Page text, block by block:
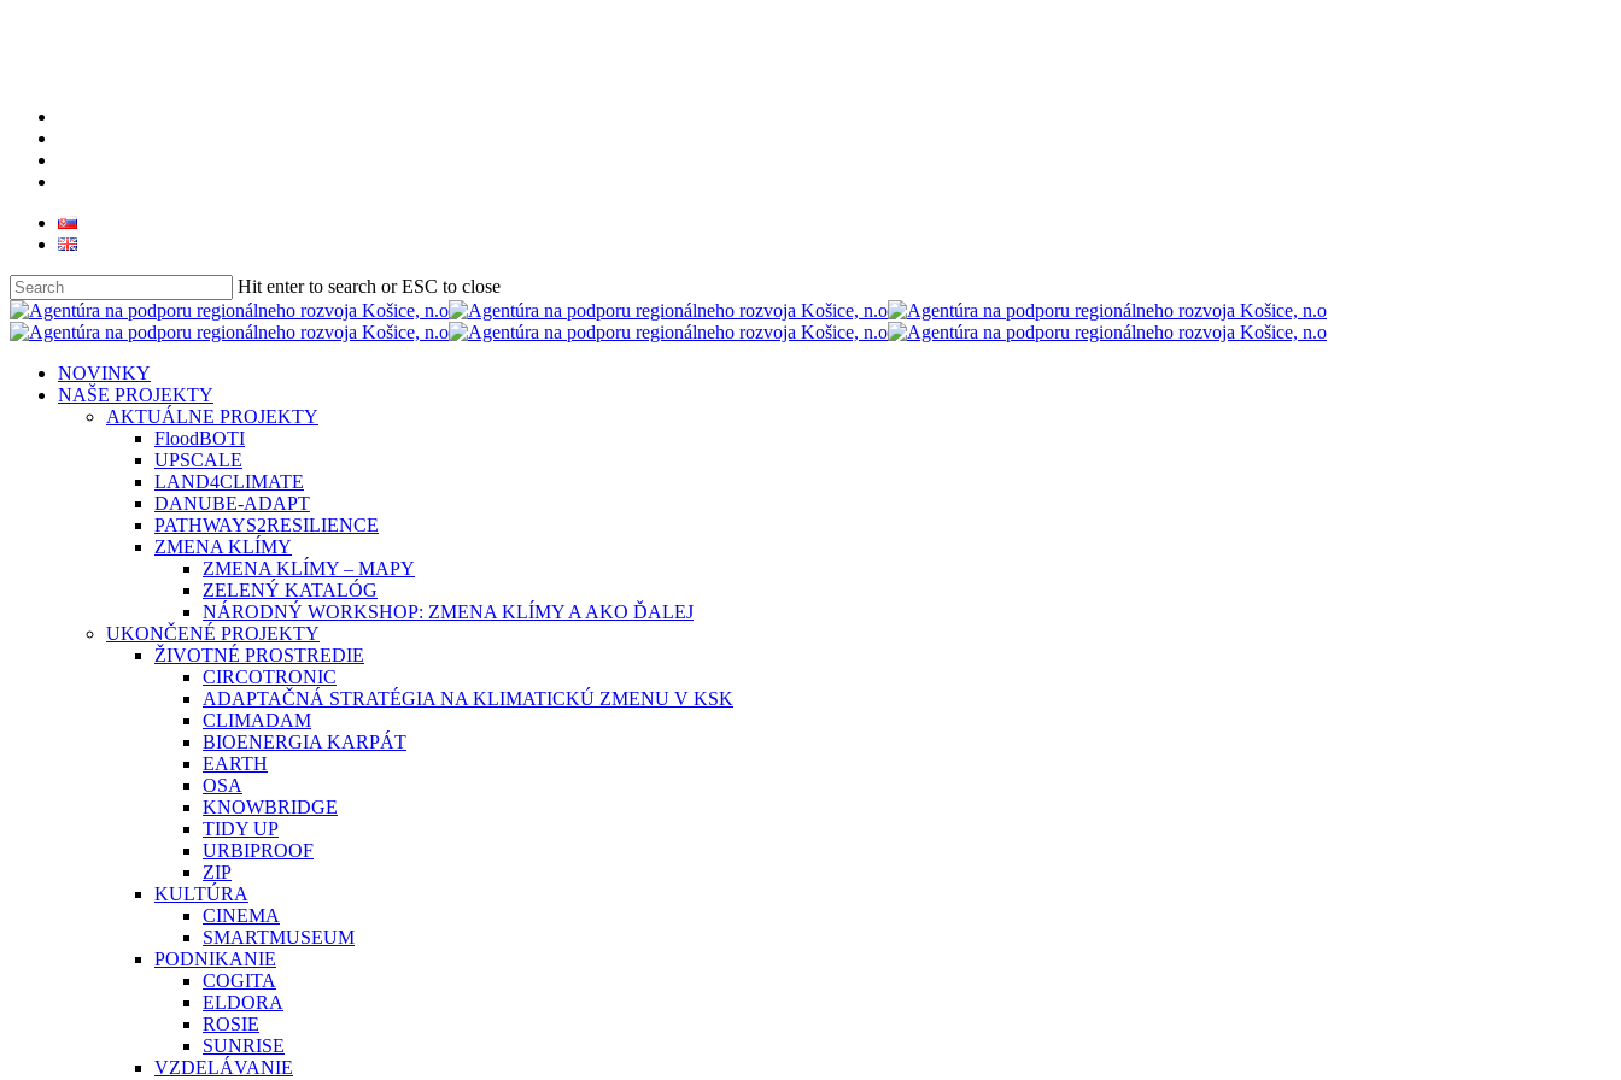
Hit enter to search or ESC to close
Close
Search
search
Menu
NOVINKY
NAŠE PROJEKTY
AKTUÁLNE PROJEKTY
FloodBOTI
UPSCALE
LAND4CLIMATE
DANUBE-ADAPT
PATHWAYS2RESILIENCE
ZMENA KLÍMY
ZMENA KLÍMY – MAPY
ZELENÝ KATALÓG
NÁRODNÝ WORKSHOP: ZMENA KLÍMY A AKO ĎALEJ
UKONČENÉ PROJEKTY
ŽIVOTNÉ PROSTREDIE
CIRCOTRONIC
ADAPTAČNÁ STRATÉGIA NA KLIMATICKÚ ZMENU V KSK
CLIMADAM
BIOENERGIA KARPÁT
EARTH
OSA
KNOWBRIDGE
TIDY UP
URBIPROOF
ZIP
KULTÚRA
CINEMA
SMARTMUSEUM
PODNIKANIE
COGITA
ELDORA
ROSIE
SUNRISE
VZDELÁVANIE